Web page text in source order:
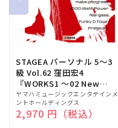
STAGEA パーソナル 5～3
級 Vol.62 窪田宏4
『WORKS1 ～02 New
edition～』
販
売
元:
ヤマハミュージックエンタテインメ
ントホールディングス
通常価格
2,970 円（税込）